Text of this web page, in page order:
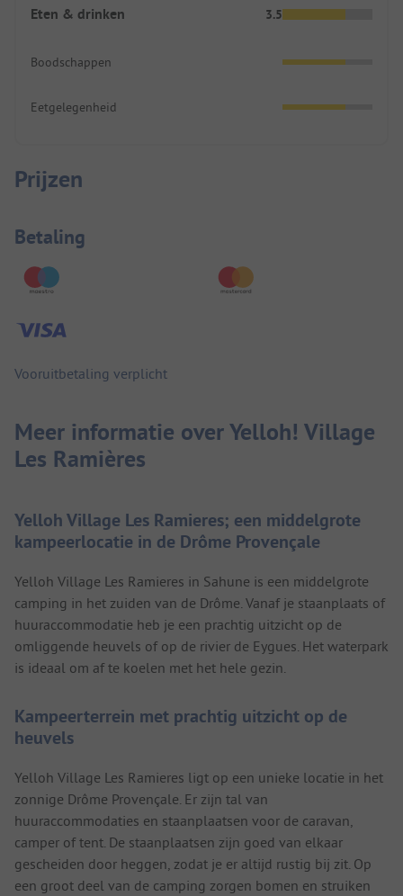
Eten & drinken 3.5
Boodschappen
Eetgelegenheid
Prijzen
Betaalinformatie
Betaling
Vooruitbetaling verplicht
Meer informatie over Yelloh! Village
Les Ramières
Yelloh Village Les Ramieres; een middelgrote
kampeerlocatie in de Drôme Provençale
Yelloh Village Les Ramieres in Sahune is een middelgrote
camping in het zuiden van de Drôme. Vanaf je staanplaats of
huuraccommodatie heb je een prachtig uitzicht op de
omliggende heuvels of op de rivier de Eygues. Het waterpark
is ideaal om af te koelen met het hele gezin.
Kampeerterrein met prachtig uitzicht op de
heuvels
Yelloh Village Les Ramieres ligt op een unieke locatie in het
zonnige Drôme Provençale. Er zijn tal van
huuraccommodaties en staanplaatsen voor de caravan,
camper of tent. De staanplaatsen zijn goed van elkaar
gescheiden door heggen, zodat je er altijd rustig bij zit. Op
een groot deel van de camping zorgen bomen en struiken